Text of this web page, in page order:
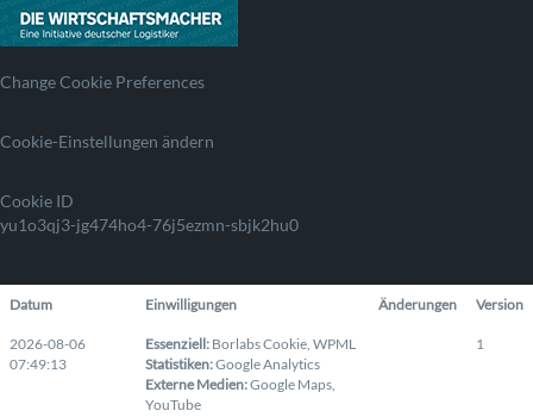
Change Cookie Preferences
Cookie-Einstellungen ändern
Cookie ID
yu1o3qj3-jg474ho4-76j5ezmn-sbjk2hu0
Datum Einwilligungen Änderungen Version
2026-08-06
07:49:13
Essenziell: Borlabs Cookie WPML
Statistiken:Google Analytics
Externe Medien:Google Maps
YouTube
1